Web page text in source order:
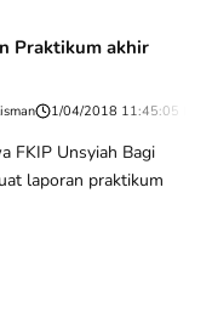
Praktikum akhir
1/04/2018 11:45:05 PM
FKIP Unsyiah Bagi
laporan praktikum